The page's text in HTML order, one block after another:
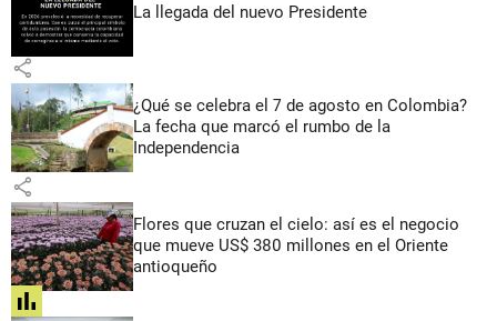
La llegada del nuevo Presidente
share
¿Qué se celebra el 7 de agosto en Colombia?
La fecha que marcó el rumbo de la
Independencia
share
Flores que cruzan el cielo: así es el negocio
que mueve US$ 380 millones en el Oriente
antioqueño
share